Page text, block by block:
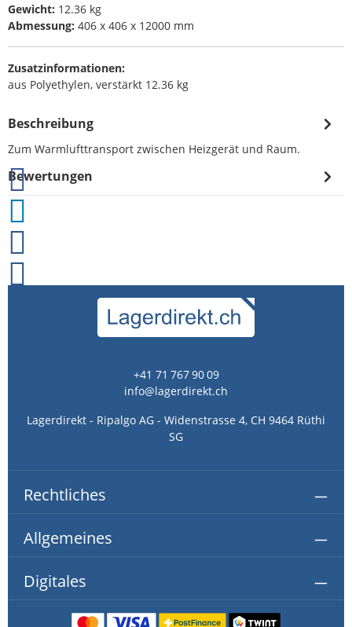
Gewicht: 12.36 kg
Abmessung: 406 x 406 x 12000 mm
Zusatzinformationen:
aus Polyethylen, verstärkt 12.36 kg
Beschreibung
Zum Warmlufttransport zwischen Heizgerät und Raum.
Bewertungen
+41 71 767 90 09
info@lagerdirekt.ch
Lagerdirekt - Ripalgo AG - Widenstrasse 4, CH 9464 Rüthi
SG
Rechtliches
Allgemeines
Digitales